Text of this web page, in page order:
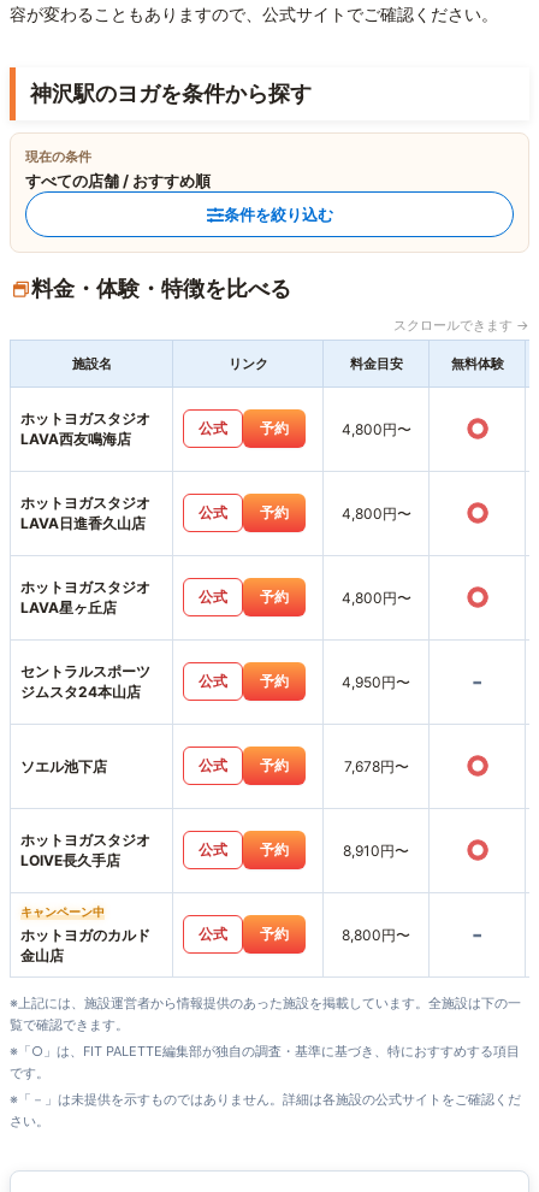
容が変わることもありますので、公式サイトでご確認ください。
神沢駅のヨガを条件から探す
現在の条件
すべての店舗 / おすすめ順
条件を絞り込む
料金・体験・特徴を比べる
スクロールできます →
施設名 リンク 料金目安 無料体験
ホットヨガスタジオ
LAVA西友鳴海店
公式 予約 4,800円〜 ○
ホットヨガスタジオ
LAVA日進香久山店
公式 予約 4,800円〜 ○
ホットヨガスタジオ
LAVA星ヶ丘店
公式 予約 4,800円〜 ○
セントラルスポーツ
ジムスタ24本山店
公式 予約 4,950円〜 -
ソエル池下店 公式 予約 7,678円〜 ○
ホットヨガスタジオ
LOIVE長久手店
公式 予約 8,910円〜 ○
キャンペーン中
ホットヨガのカルド
金山店
公式 予約 8,800円〜 -
※上記には、施設運営者から情報提供のあった施設を掲載しています。全施設は下の一
覧で確認できます。
※「○」は、FIT PALETTE編集部が独自の調査・基準に基づき、特におすすめする項目
です。
※「－」は未提供を示すものではありません。詳細は各施設の公式サイトをご確認くだ
さい。